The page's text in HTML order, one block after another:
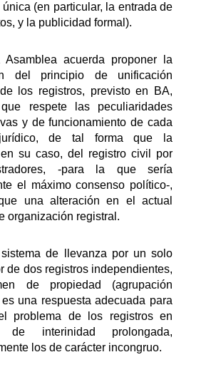
(en particular, la entrada de
y la publicidad formal).
Asamblea acuerda proponer la
del principio de unificación
los registros, previsto en BA,
respete las peculiaridades
y de funcionamiento de cada
de tal forma que la
en su caso, del registro civil por
-para la que sería
el máximo consenso político-,
una alteración en el actual
organización registral.
de llevanza por un solo
de dos registros independientes,
de propiedad (agrupación
una respuesta adecuada para
problema de los registros en
de interinidad prolongada,
ente los de carácter incongruo.